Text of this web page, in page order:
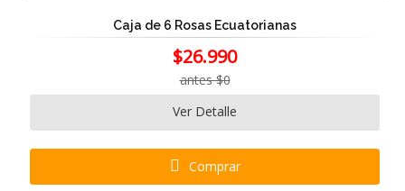
Caja de 6 Rosas Ecuatorianas
$26.990
antes $0
Ver Detalle
Comprar